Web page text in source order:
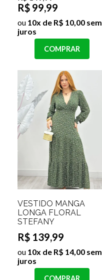
R$ 99,99
ou 10x de R$ 10,00 sem
juros
COMPRAR
VESTIDO MANGA
LONGA FLORAL
STEFANY
R$ 139,99
ou 10x de R$ 14,00 sem
juros